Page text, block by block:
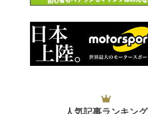
人気記事ランキング